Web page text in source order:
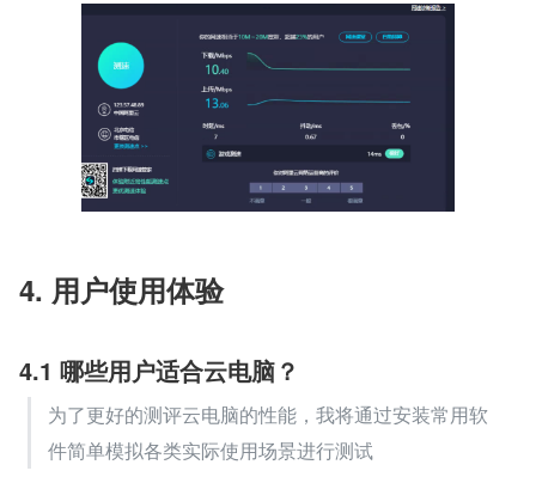
4. 用户使用体验
4.1 哪些用户适合云电脑？
为了更好的测评云电脑的性能，我将通过安装常用软
件简单模拟各类实际使用场景进行测试